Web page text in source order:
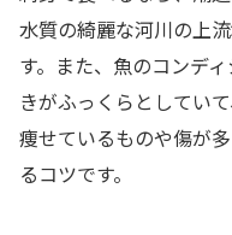
水質の綺麗な河川の上
す。また、魚のコンデ
きがふっくらとしてい
痩せているものや傷が
るコツです。